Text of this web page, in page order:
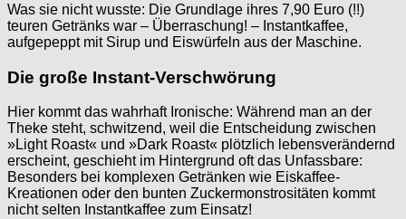
Was sie nicht wusste: Die Grundlage ihres 7,90 Euro (!!)
teuren Getränks war – Überraschung! – Instantkaffee,
aufgepeppt mit Sirup und Eiswürfeln aus der Maschine.
Die große Instant-Verschwörung
Hier kommt das wahrhaft Ironische: Während man an der
Theke steht, schwitzend, weil die Entscheidung zwischen
»Light Roast« und »Dark Roast« plötzlich lebensverändernd
erscheint, geschieht im Hintergrund oft das Unfassbare:
Besonders bei komplexen Getränken wie Eiskaffee-
Kreationen oder den bunten Zuckermonstrositäten kommt
nicht selten Instantkaffee zum Einsatz!